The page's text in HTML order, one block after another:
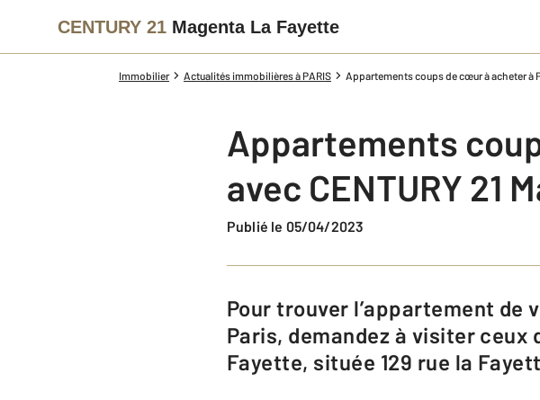
CENTURY 21 Magenta La Fayette
Immobilier Actualités immobilières à PARIS Appartements coups de cœur à acheter à
Appartements
avec CENTURY 21
Publié le 05/04/2023
Pour trouver l’appartement de vos rêves, dans le dixième arrondissement de
Paris, demandez à visiter ceux
Fayette, située 129 rue la